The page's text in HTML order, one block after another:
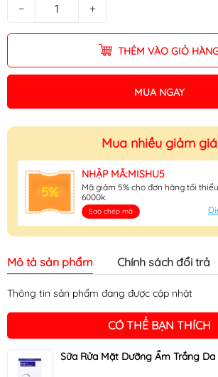
− +
THÊM VÀO GIỎ
MUA NGAY
Mua nhiều giảm giá
5%
NHẬP MÃ:MISHU5
Mã giảm 5% cho đơn hàng tối thiểu
6000k.
Sao chép mã
Mô tả sản phẩm Chính sách đổi trả
Thông tin sản phẩm đang được cập nhật
CÓ THỂ BẠN THÍCH
Sữa Rửa Mặt Dưỡng Ẩm Trắng Da